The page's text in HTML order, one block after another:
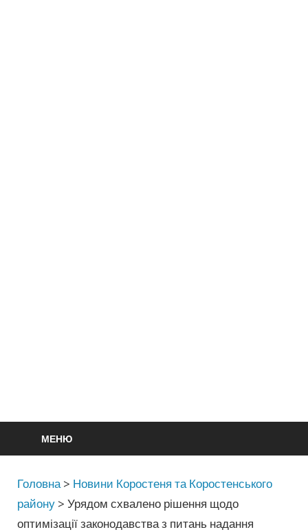
МЕНЮ
Головна > Новини Коростеня та Коростенського
району >Урядом схвалено рішення щодо
оптимізації законодавства з питань надання